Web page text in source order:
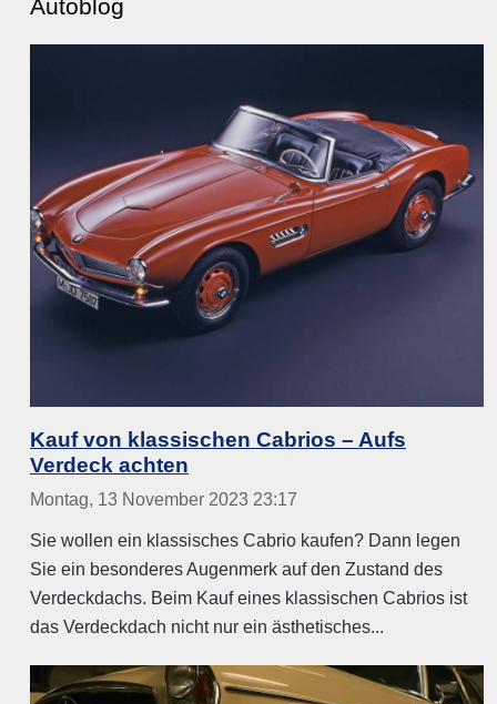
Autoblog
Kauf von klassischen Cabrios – Aufs
Verdeck achten
Montag, 13 November 2023 23:17
Sie wollen ein klassisches Cabrio kaufen? Dann legen
Sie ein besonderes Augenmerk auf den Zustand des
Verdeckdachs. Beim Kauf eines klassischen Cabrios ist
das Verdeckdach nicht nur ein ästhetisches...